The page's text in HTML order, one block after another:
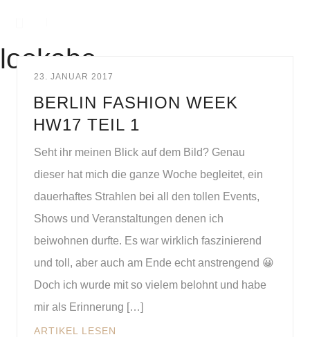
lookabe
23. JANUAR 2017
BERLIN FASHION WEEK
HW17 TEIL 1
Seht ihr meinen Blick auf dem Bild? Genau
dieser hat mich die ganze Woche begleitet, ein
dauerhaftes Strahlen bei all den tollen Events,
Shows und Veranstaltungen denen ich
beiwohnen durfte. Es war wirklich faszinierend
und toll, aber auch am Ende echt anstrengend 😀
Doch ich wurde mit so vielem belohnt und habe
mir als Erinnerung […]
ARTIKEL LESEN